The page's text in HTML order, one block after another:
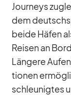
Jour­neys
dem
beide Hä­fen
Rei­sen an
Län­gere
tio­nen
schleu­nig­tes